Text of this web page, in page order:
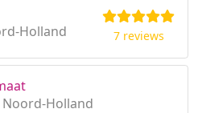
Holland
7 reviews
Noord-Holland